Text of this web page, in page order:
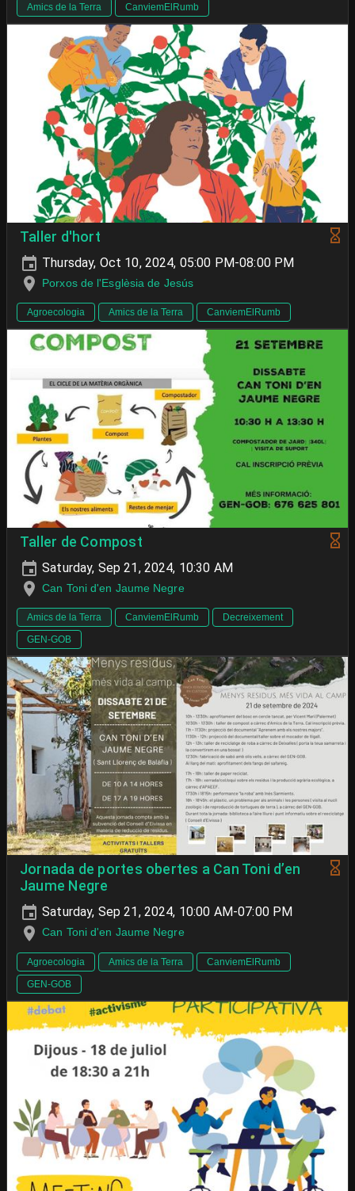
Amics de la Terra CanviemElRumb
Taller d'hort
Thursday, Oct 10, 2024, 05:00 PM-08:00 PM
Porxos de l'Esglèsia de Jesús
Agroecologia Amics de la Terra CanviemElRumb
Taller de Compost
Saturday, Sep 21, 2024, 10:30 AM
Can Toni d'en Jaume Negre
Amics de la Terra CanviemElRumb
Decreixement
GEN-GOB
Jornada de portes obertes a Can Toni d’en
Jaume Negre
Saturday, Sep 21, 2024, 10:00 AM-07:00 PM
Can Toni d'en Jaume Negre
Agroecologia Amics de la Terra
CanviemElRumb
GEN-GOB